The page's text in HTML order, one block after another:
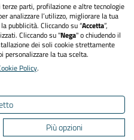
parti, profilazione e altre tecnologie
analizzare l’utilizzo, migliorare la tua
pubblicità. Cliccando su “Accetta”,
Cliccando su "Nega" o chiudendo il
dei soli cookie strettamente
personalizzare la tua scelta.
Policy.
Più opzioni